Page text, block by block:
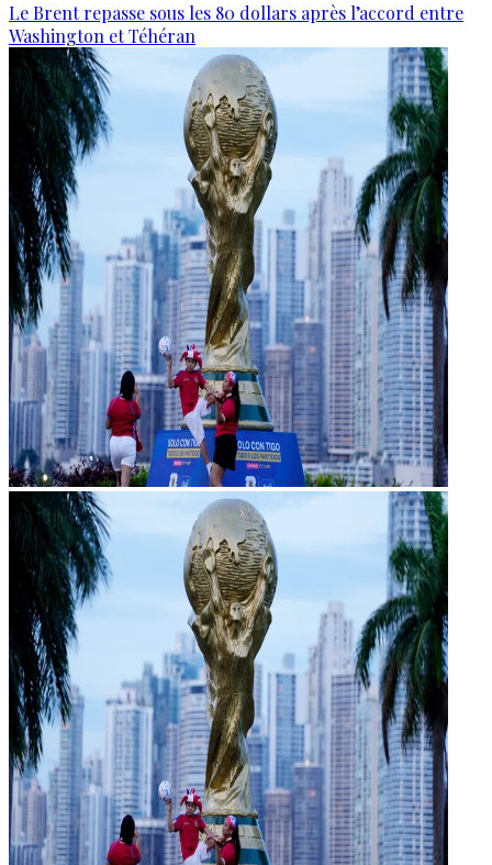
Le Brent repasse sous les 80 dollars après l’accord entre
Washington et Téhéran